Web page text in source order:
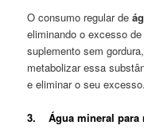
O consumo regular de
eliminando o excesso
suplemento sem
metabolizar essa
e eliminar o seu excesso.
3. Água mineral para